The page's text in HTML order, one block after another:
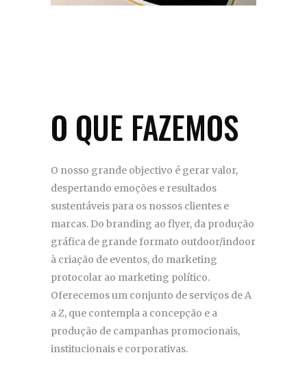
O QUE FAZEMOS
O nosso grande objectivo é gerar valor,
despertando emoções e resultados
sustentáveis para os nossos clientes e
marcas. Do branding ao flyer, da produção
gráfica de grande formato outdoor/indoor
à criação de eventos, do marketing
protocolar ao marketing político.
Oferecemos um conjunto de serviços de A
a Z, que contempla a concepção e a
produção de campanhas promocionais,
institucionais e corporativas.